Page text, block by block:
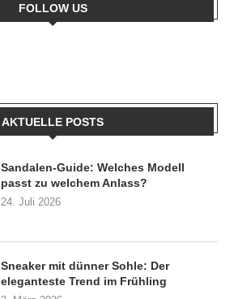
FOLLOW US
AKTUELLE POSTS
Sandalen-Guide: Welches Modell
passt zu welchem Anlass?
24. Juli 2026
Sneaker mit dünner Sohle: Der
eleganteste Trend im Frühling